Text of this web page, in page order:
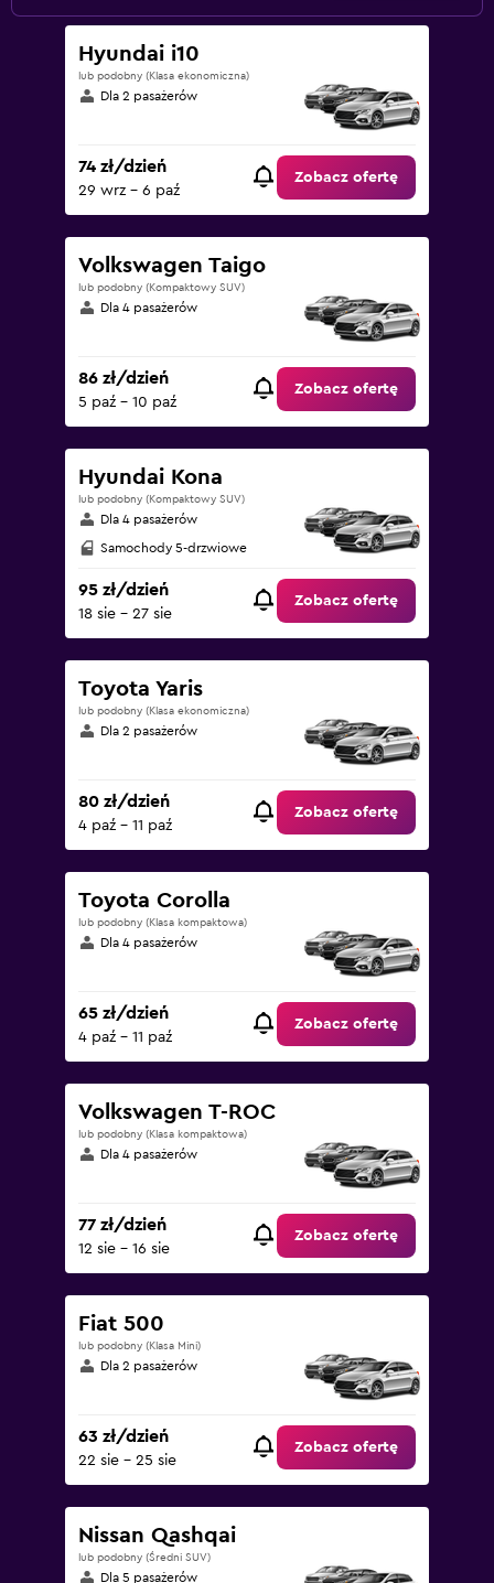
Hyundai i10
lub podobny (Klasa ekonomiczna)
Dla 2 pasażerów
74 zł/dzień
29 wrz - 6 paź
Zobacz ofertę
Volkswagen Taigo
lub podobny (Kompaktowy SUV)
Dla 4 pasażerów
86 zł/dzień
5 paź - 10 paź
Zobacz ofertę
Hyundai Kona
lub podobny (Kompaktowy SUV)
Dla 4 pasażerów
Samochody 5-drzwiowe
95 zł/dzień
18 sie - 27 sie
Zobacz ofertę
Toyota Yaris
lub podobny (Klasa ekonomiczna)
Dla 2 pasażerów
80 zł/dzień
4 paź - 11 paź
Zobacz ofertę
Toyota Corolla
lub podobny (Klasa kompaktowa)
Dla 4 pasażerów
65 zł/dzień
4 paź - 11 paź
Zobacz ofertę
Volkswagen T-ROC
lub podobny (Klasa kompaktowa)
Dla 4 pasażerów
77 zł/dzień
12 sie - 16 sie
Zobacz ofertę
Fiat 500
lub podobny (Klasa Mini)
Dla 2 pasażerów
63 zł/dzień
22 sie - 25 sie
Zobacz ofertę
Nissan Qashqai
lub podobny (Średni SUV)
Dla 5 pasażerów